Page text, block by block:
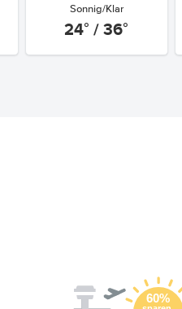
Sonnig/Klar
24° / 36°